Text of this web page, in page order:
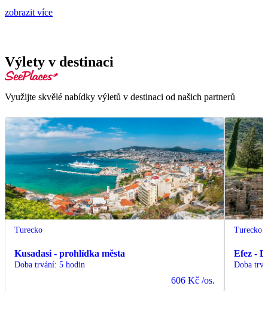
zobrazit více
Výlety v destinaci
Využijte skvělé nabídky výletů v destinaci od našich partnerů
Turecko
Kusadasi - prohlídka města
Doba trvání: 5 hodin
606 Kč /os.
Turecko
Efez -
Doba